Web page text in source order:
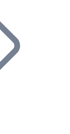
entreprise et
et